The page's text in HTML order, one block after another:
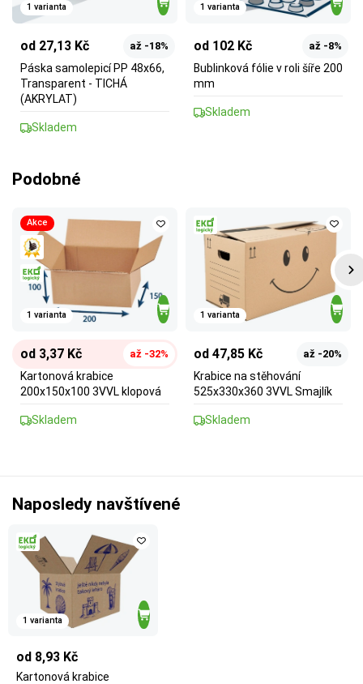
1 varianta
od 27,13 Kč až -18%
Páska samolepicí PP 48x66,
Transparent - TICHÁ
(AKRYLAT)
Skladem
1 varianta
od 102 Kč až -8%
Bublinková fólie v roli šíře 200
mm
Skladem
Podobné
Akce
1 varianta
od 3,37 Kč až -32%
Kartonová krabice
200x150x100 3VVL klopová
Skladem
1 varianta
od 47,85 Kč až -20%
Krabice na stěhování
525x330x360 3VVL Smajlík
Skladem
Naposledy navštívené
1 varianta
od 8,93 Kč
Kartonová krabice